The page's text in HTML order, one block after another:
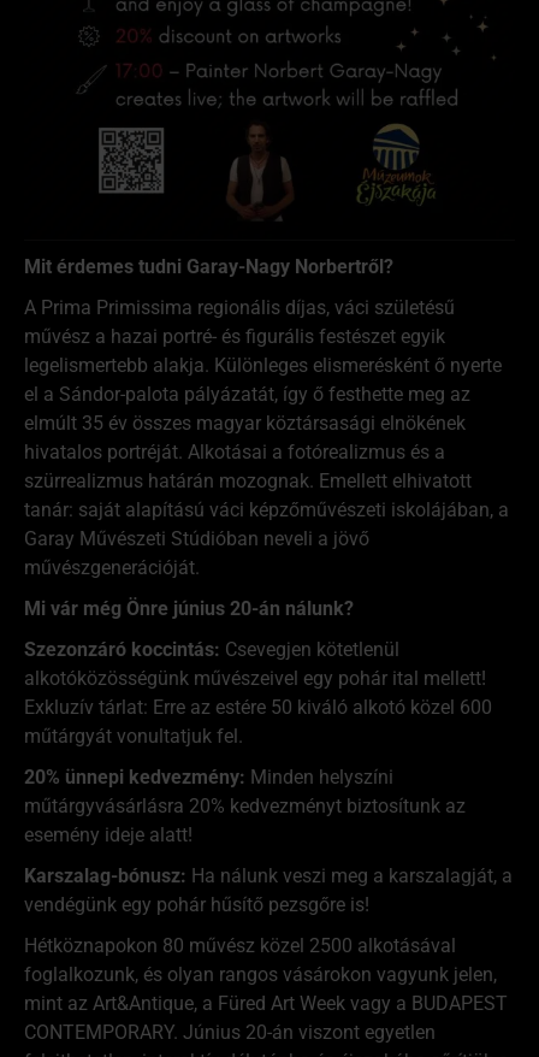
Mit érdemes tudni Garay-Nagy Norbertről?
A Prima Primissima regionális díjas, váci születésű
művész a hazai portré- és figurális festészet egyik
legelismertebb alakja. Különleges elismerésként ő nyerte
el a Sándor-palota pályázatát, így ő festhette meg az
elmúlt 35 év összes magyar köztársasági elnökének
hivatalos portréját. Alkotásai a fotórealizmus és a
szürrealizmus határán mozognak. Emellett elhivatott
tanár: saját alapítású váci képzőművészeti iskolájában, a
Garay Művészeti Stúdióban neveli a jövő
művészgenerációját.
Mi vár még Önre június 20-án nálunk?
Szezonzáró koccintás: Csevegjen kötetlenül
alkotóközösségünk művészeivel egy pohár ital mellett!
Exkluzív tárlat: Erre az estére 50 kiváló alkotó közel 600
műtárgyát vonultatjuk fel.
20% ünnepi kedvezmény: Minden helyszíni
műtárgyvásárlásra 20% kedvezményt biztosítunk az
esemény ideje alatt!
Karszalag-bónusz: Ha nálunk veszi meg a karszalagját, a
vendégünk egy pohár hűsítő pezsgőre is!
Hétköznapokon 80 művész közel 2500 alkotásával
foglalkozunk, és olyan rangos vásárokon vagyunk jelen,
mint az Art&Antique, a Füred Art Week vagy a BUDAPEST
CONTEMPORARY. Június 20-án viszont egyetlen